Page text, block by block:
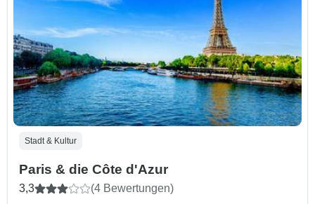
Stadt & Kultur
Paris & die Côte d'Azur
3,3 (4 Bewertungen)